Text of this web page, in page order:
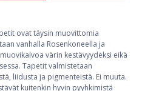
ovat täysin muovittomia
vanhalla Rosenkoneella ja
värin kestävyydeksi eikä
Tapetit valmistetaan
liidusta ja pigmenteistä. Ei muuta.
kuitenkin hyvin pyyhkimistä